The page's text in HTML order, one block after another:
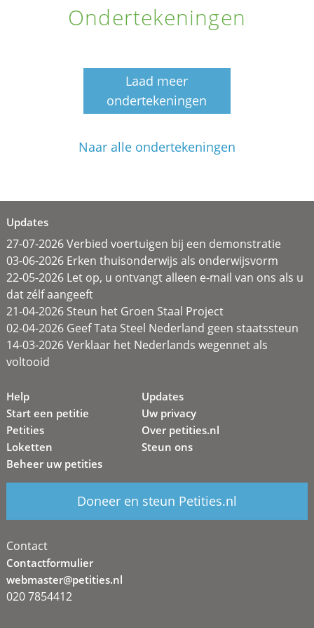
Ondertekeningen
Laad meer
ondertekeningen
Naar alle ondertekeningen
Updates
27-07-2026 Verbied voertuigen bij een demonstratie
03-06-2026 Erken thuisonderwijs als onderwijsvorm
22-05-2026 Let op, u ontvangt alleen e-mail van ons als u
dat zélf aangeeft
21-04-2026 Steun het Groen Staal Project
02-04-2026 Geef Tata Steel Nederland geen staatssteun
14-03-2026 Verklaar het Nederlands wegennet als
voltooid
Help
Start een petitie
Petities
Loketten
Beheer uw petities
Updates
Uw privacy
Over petities.nl
Steun ons
Doneer en steun Petities.nl
Contact
Contactformulier
webmaster@petities.nl
020 7854412